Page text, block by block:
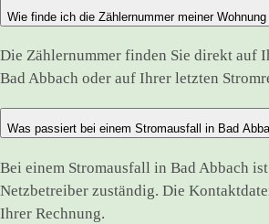
Wie finde ich die Zählernummer meiner
Die Zählernummer finden Sie direkt auf
Bad Abbach oder auf Ihrer letzten
Was passiert bei einem Stromausfall in Bad
Bei einem Stromausfall in Bad Abbach
Netzbetreiber zuständig. Die
Ihrer Rechnung.